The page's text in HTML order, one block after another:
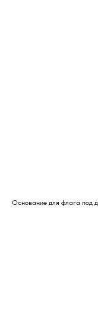
Основание для флага под